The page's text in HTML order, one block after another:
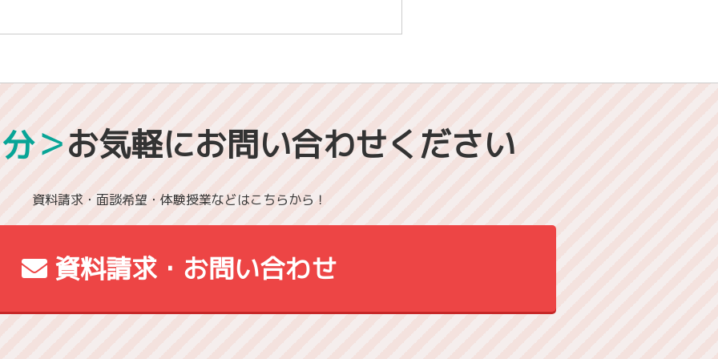
＞お気軽にお問い合わせください
資料請求・面談希望・体験授業などはこちらから！
資料請求・お問い合わせ